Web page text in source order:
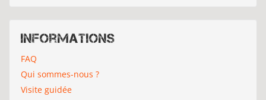
Informations
FAQ
Qui sommes-nous ?
Visite guidée